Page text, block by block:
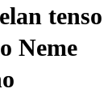
tenso
Neme